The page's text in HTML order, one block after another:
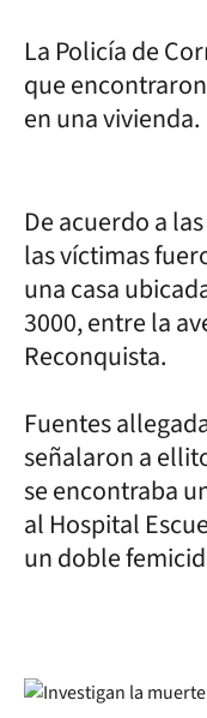
La Policía de
que
en una vivienda.
De acuerdo a
las víctimas
una casa
3000, entre la
Reconquista.
Fuentes
señalaron a
se encontraba
al Hospital
un doble